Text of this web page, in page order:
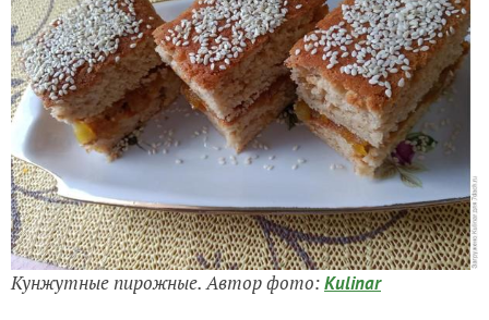
Кунжутные пирожные. Автор фото:Kulinar